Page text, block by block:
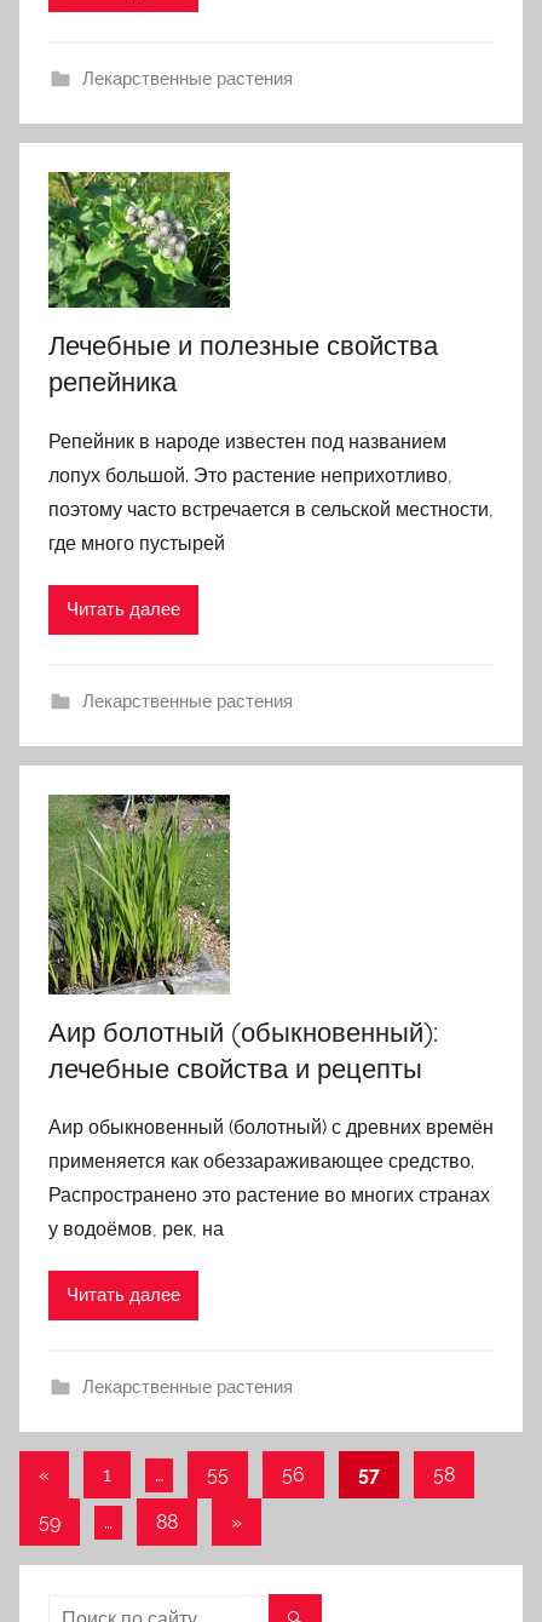
Лекарственные растения
Лечебные и полезные свойства
репейника
Репейник в народе известен под названием
лопух большой. Это растение неприхотливо,
поэтому часто встречается в сельской местности,
где много пустырей
Читать далее
Лекарственные растения
Аир болотный (обыкновенный):
лечебные свойства и рецепты
Аир обыкновенный (болотный) с древних времён
применяется как обеззараживающее средство.
Распространено это растение во многих странах
у водоёмов, рек, на
Читать далее
Лекарственные растения
Навигация
по
« Предыдущие
записи
1 … 55 56 57 58
59 … 88
Следующие
»